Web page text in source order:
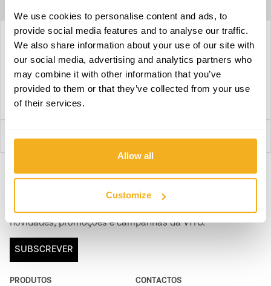
We use cookies to personalise content and ads, to
provide social media features and to analyse our traffic.
We also share information about your use of our site with
our social media, advertising and analytics partners who
may combine it with other information that you’ve
provided to them or that they’ve collected from your use
of their services.
Allow all
Customize
Download ficha técnica
Descrição detalhada
PRODUTOS
CONTACTOS
SUBSCREVE A NOSSA NEWSLETTER
novidades, promoções e campanhas da VITO.
SUBSCREVER